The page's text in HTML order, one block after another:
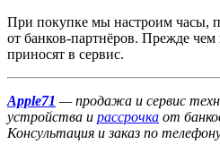
При покупке мы настроим часы,
от банков-партнёров. Прежде
приносят в сервис.
Apple71 — продажа и сервис
устройства и рассрочка от
Консультация и заказ по